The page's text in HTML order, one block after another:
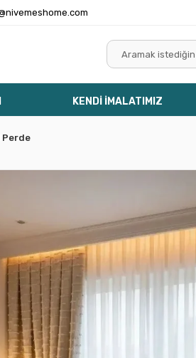
KENDİ İMALATIMIZ
Perde